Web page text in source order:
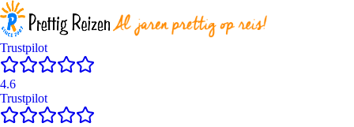
Trustpilot
4.6
Trustpilot